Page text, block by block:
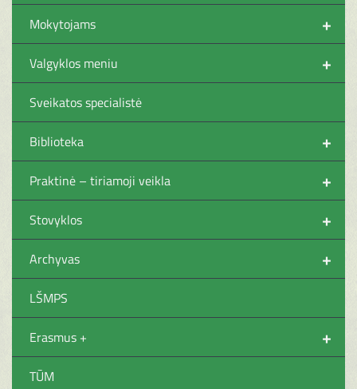
+
Mokytojams
+
Valgyklos meniu
Sveikatos specialistė
+
Biblioteka
+
Praktinė – tiriamoji veikla
+
Stovyklos
+
Archyvas
LŠMPS
+
Erasmus +
TŪM